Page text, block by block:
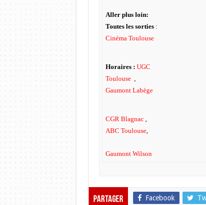
Aller plus loin:
Toutes les sorties:
Cinéma Toulouse
Horaires : UGC
Toulouse,
Gaumont Labège
CGR Blagnac,
ABC Toulouse,
Gaumont Wilson
Partager Facebook